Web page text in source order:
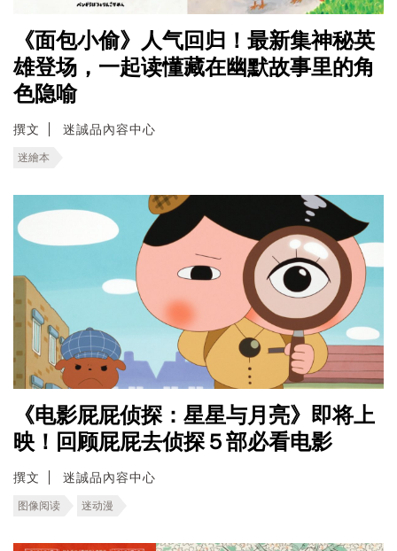
《面包小偷》人气回归！最新集神秘英
雄登场，一起读懂藏在幽默故事里的角
色隐喻
撰文 迷誠品內容中心
迷繪本
《电影屁屁侦探：星星与月亮》即将上
映！回顾屁屁去侦探５部必看电影
撰文 迷誠品內容中心
图像阅读 迷动漫